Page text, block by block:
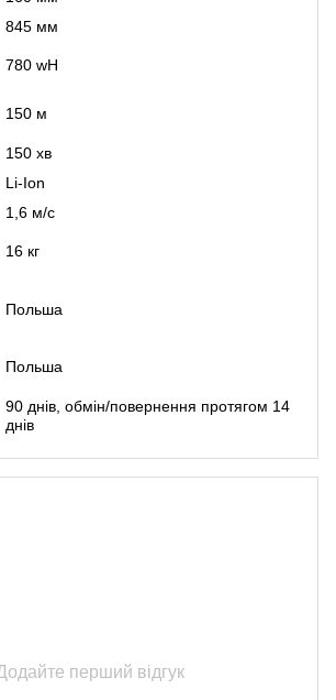
845 мм
780 wH
150 м
150 хв
Li-Ion
1,6 м/с
16 кг
Польша
Польша
90 днів, обмін/повернення протягом 14
днів
перший відгук